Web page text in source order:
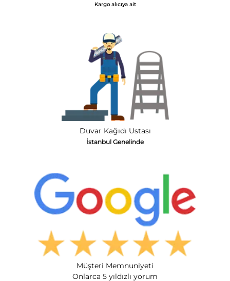
Kargo alıcıya ait
Duvar Kağıdı Ustası
İstanbul Genelinde
Müşteri Memnuniyeti
Onlarca 5 yıldızlı yorum